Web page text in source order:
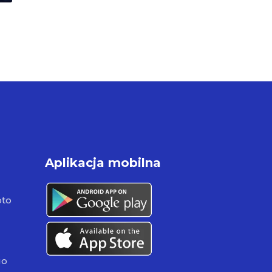
Aplikacja mobilna